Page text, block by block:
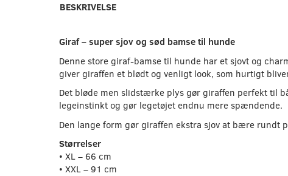
BESKRIVELSE
Giraf – super sjov og sød bamse til hunde
Denne store giraf-bamse til hunde har et sjovt og
giver giraffen et blødt og venligt look, som hurtigt
Det bløde men slidstærke plys gør giraffen perfekt til
legeinstinkt og gør legetøjet endnu mere spændende.
Den lange form gør giraffen ekstra sjov at bære rundt
Størrelser
• XL – 66 cm
• XXL – 91 cm